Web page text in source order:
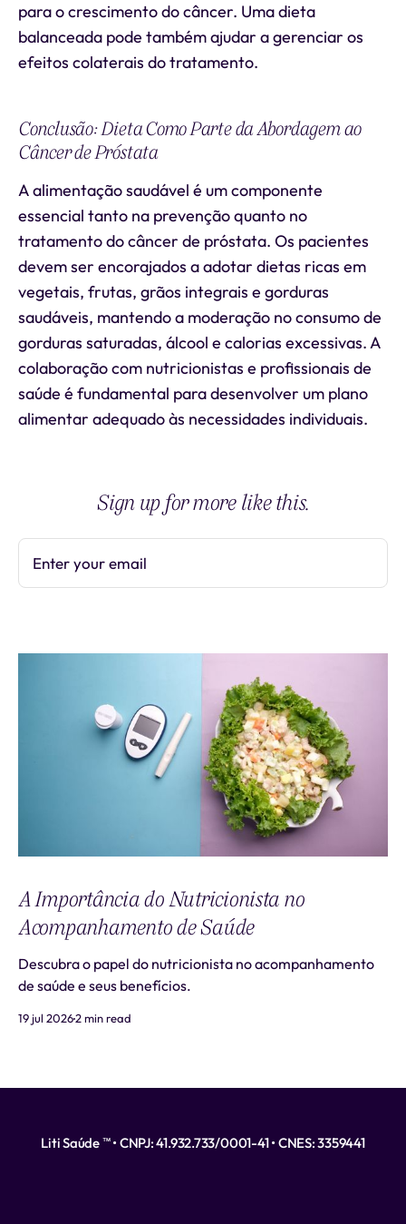
para o crescimento do câncer. Uma dieta
balanceada pode também ajudar a gerenciar os
efeitos colaterais do tratamento.
Conclusão: Dieta Como Parte da Abordagem ao
Câncer de Próstata
A alimentação saudável é um componente
essencial tanto na prevenção quanto no
tratamento do câncer de próstata. Os pacientes
devem ser encorajados a adotar dietas ricas em
vegetais, frutas, grãos integrais e gorduras
saudáveis, mantendo a moderação no consumo de
gorduras saturadas, álcool e calorias excessivas. A
colaboração com nutricionistas e profissionais de
saúde é fundamental para desenvolver um plano
alimentar adequado às necessidades individuais.
Sign up for more like this.
Enter your email
A Importância do Nutricionista no
Acompanhamento de Saúde
Descubra o papel do nutricionista no acompanhamento
de saúde e seus benefícios.
19 jul 20262 min read
Liti Saúde ™ • CNPJ: 41.932.733/0001-41 • CNES: 3359441